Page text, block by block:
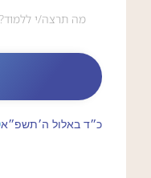
כ״ד באלול ה׳תשפ״א